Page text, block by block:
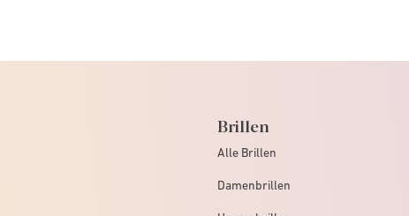
Brillen
Alle Brillen
Damenbrillen